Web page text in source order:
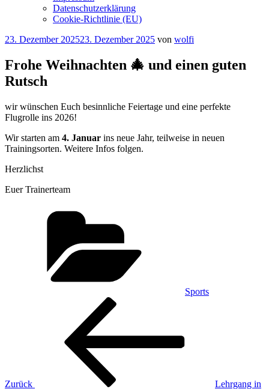
Datenschutzerklärung
Cookie-Richtlinie (EU)
Veröffentlicht
23. Dezember 202523. Dezember 2025 von wolfi
Frohe Weihnachten 🎄 und einen guten
Rutsch
wir wünschen Euch besinnliche Feiertage und eine perfekte
Flugrolle ins 2026!
Wir starten am 4. Januar ins neue Jahr, teilweise in neuen
Trainingsorten. Weitere Infos folgen.
Herzlichst
Euer Trainerteam
Sports
Beitragsnavigation
Zurück
Lehrgang in